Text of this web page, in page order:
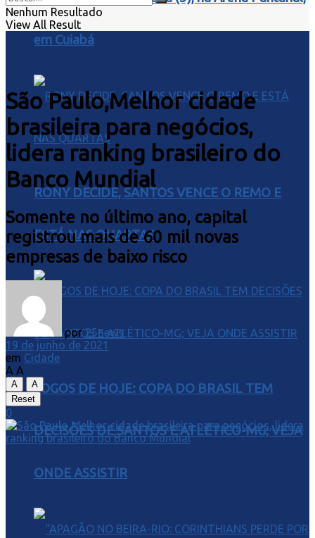
em Cuiabá
RONY DECIDE, SANTOS VENCE O REMO E
ESTÁ NAS QUARTAS
JOGOS DE HOJE: COPA DO BRASIL TEM
DECISÕES DE SANTOS E ATLÉTICO-MG; VEJA
ONDE ASSISTIR
Nenhum Resultado
View All Result
São Paulo,Melhor cidade
brasileira para negócios,
lidera ranking brasileiro do
Banco Mundial
Somente no último ano, capital
registrou mais de 60 mil novas
empresas de baixo risco
por 25news
19 de junho de 2021
em Cidade
A A
A
A
Reset
0